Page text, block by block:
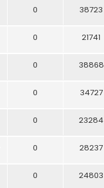
0 38723
0 21741
0 38868
0 34727
0 23284
0 28237
0 24803